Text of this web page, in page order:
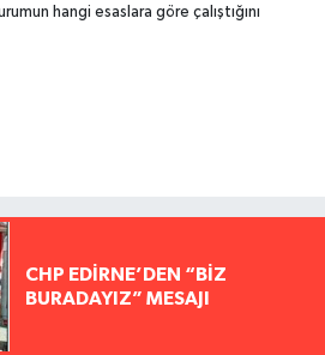
hangi esaslara göre çalıştığını
CHP EDİRNE’DEN “BİZ
BURADAYIZ” MESAJI